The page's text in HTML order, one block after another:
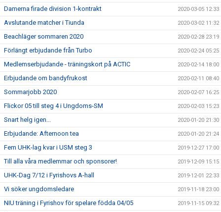
Damerna firade division 1-kontrakt 2020-03-05 12:33
Avslutande matcher i Tiunda 2020-03-02 11:32
Beachläger sommaren 2020 2020-02-28 23:19
Förlängt erbjudande från Turbo 2020-02-24 05:25
Medlemserbjudande - träningskort på ACTIC 2020-02-14 18:00
Erbjudande om bandyfrukost 2020-02-11 08:40
Sommarjobb 2020 2020-02-07 16:25
Flickor 05 till steg 4 i Ungdoms-SM 2020-02-03 15:23
Snart helg igen... 2020-01-20 21:30
Erbjudande: Afternoon tea 2020-01-20 21:24
Fem UHK-lag kvar i USM steg 3 2019-12-27 17:00
Till alla våra medlemmar och sponsorer! 2019-12-09 15:15
UHK-Dag 7/12 i Fyrishovs A-hall 2019-12-01 22:33
Vi söker ungdomsledare 2019-11-18 23:00
NIU träning i Fyrishov för spelare födda 04/05 2019-11-15 09:32